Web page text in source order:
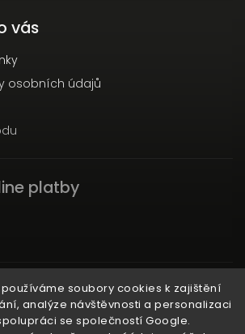
soubory cookies k zajištění
analýze návštěvnosti a personalizaci
se společností Google.
vás
osobních údajů
platby